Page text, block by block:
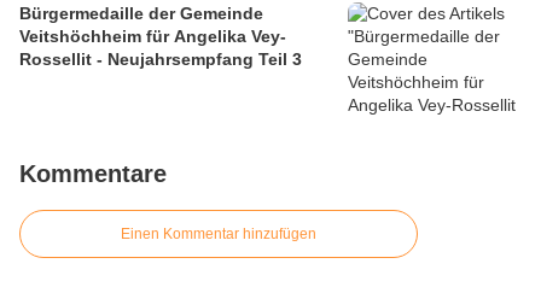
Bürgermedaille der Gemeinde
Veitshöchheim für Angelika Vey-
Rossellit - Neujahrsempfang Teil 3
Kommentare
Einen Kommentar hinzufügen